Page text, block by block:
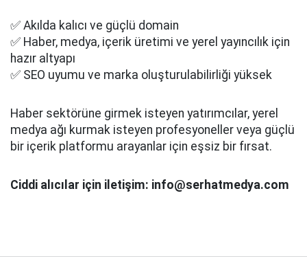
✅ Akılda kalıcı ve güçlü domain
✅ Haber, medya, içerik üretimi ve yerel yayıncılık için
hazır altyapı
✅ SEO uyumu ve marka oluşturulabilirliği yüksek
Haber sektörüne girmek isteyen yatırımcılar, yerel
medya ağı kurmak isteyen profesyoneller veya güçlü
bir içerik platformu arayanlar için eşsiz bir fırsat.
Ciddi alıcılar için iletişim: info@serhatmedya.com